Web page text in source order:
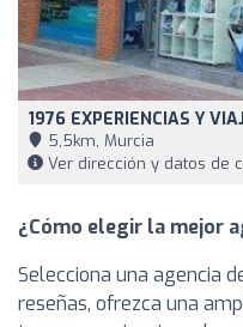
1976 EXPERIENCIAS Y
5,5km, Murcia
Ver dirección y datos de
¿Cómo elegir la mejor
Selecciona una agencia
reseñas, ofrezca una